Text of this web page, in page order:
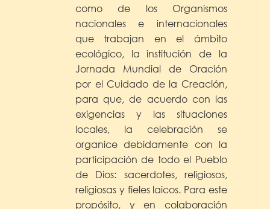
como de los Organismos
nacionales e internacionales
que trabajan en el ámbito
ecológico, la institución de la
Jornada Mundial de Oración
por el Cuidado de la Creación,
para que, de acuerdo con las
exigencias y las situaciones
locales, la celebración se
organice debidamente con la
participación de todo el Pueblo
de Dios: sacerdotes, religiosos,
religiosas y fieles laicos. Para este
propósito, y en colaboración